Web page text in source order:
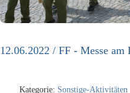
12.06.2022 / FF - Messe am
Kategorie: Sonstige-Aktivitäten